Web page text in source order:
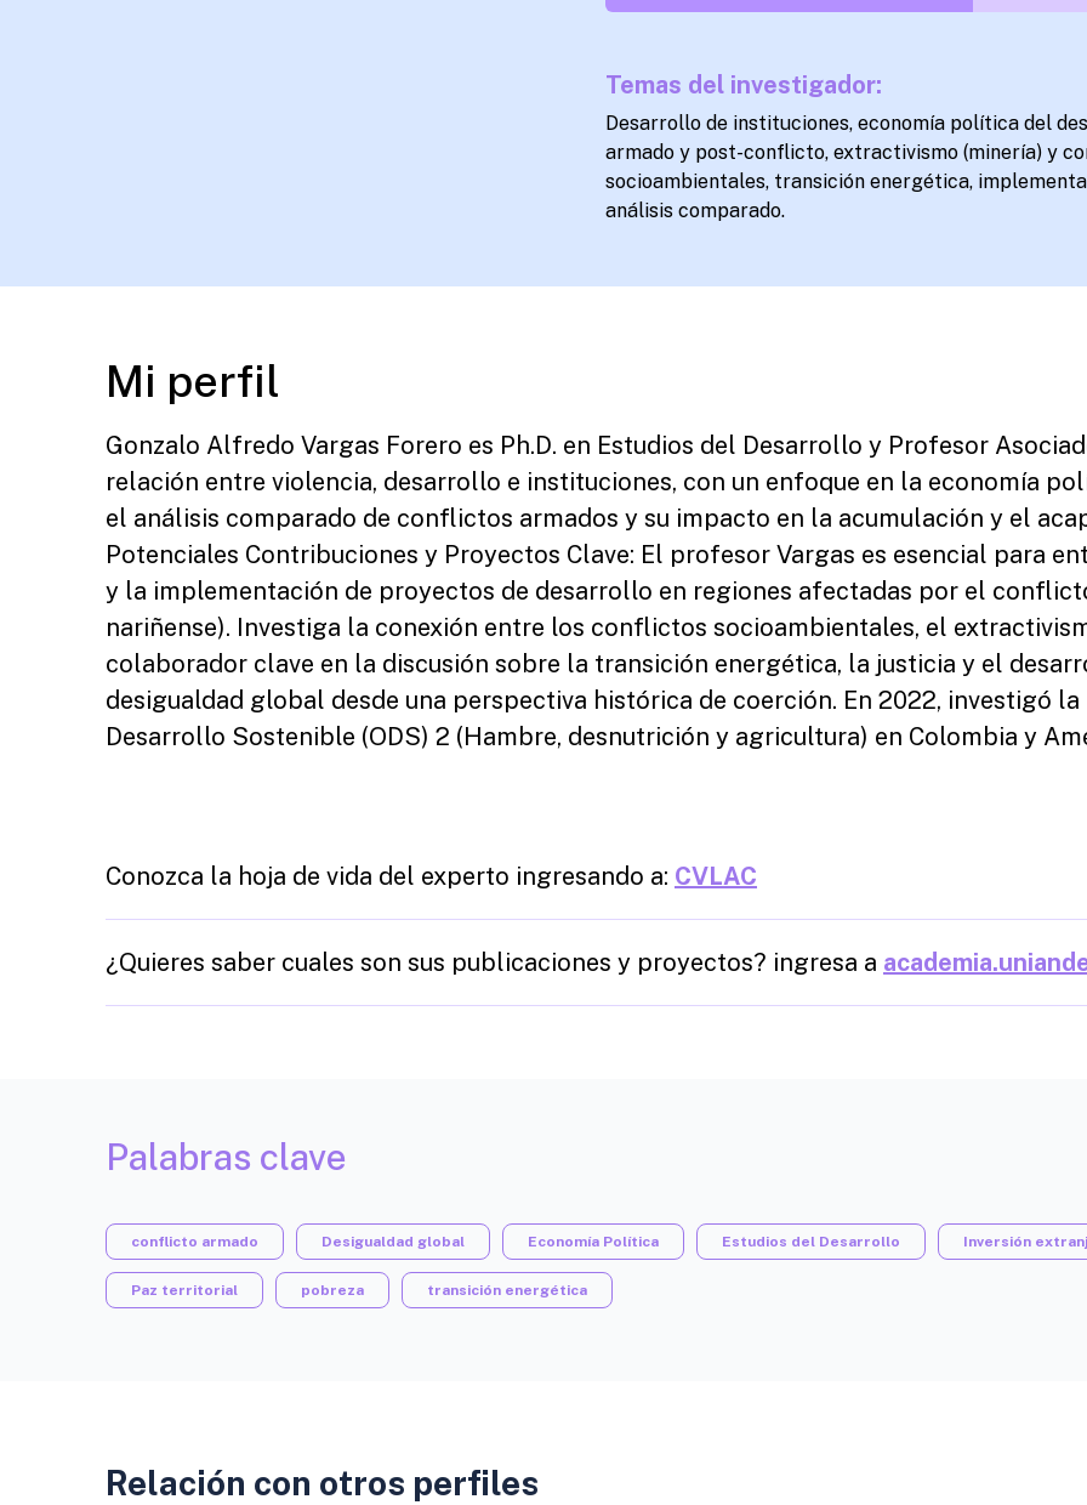
Temas del investigador:
Desarrollo de instituciones, economía política del
armado y post-conflicto, extractivismo (minería) y
socioambientales, transición energética,
análisis comparado.
Mi perfil
Gonzalo Alfredo Vargas Forero es Ph.D. en Estudios del Desarrollo y Profesor
relación entre violencia, desarrollo e instituciones, con un enfoque en la economía
el análisis comparado de conflictos armados y su impacto en la acumulación y el
Potenciales Contribuciones y Proyectos Clave: El profesor Vargas es esencial para
y la implementación de proyectos de desarrollo en regiones afectadas por el
nariñense). Investiga la conexión entre los conflictos socioambientales, el
colaborador clave en la discusión sobre la transición energética, la justicia y el
desigualdad global desde una perspectiva histórica de coerción. En 2022, investigó
Desarrollo Sostenible (ODS) 2 (Hambre, desnutrición y agricultura) en Colombia y
Conozca la hoja de vida del experto ingresando a: CVLAC
¿Quieres saber cuales son sus publicaciones y proyectos? ingresa a
Palabras clave
conflicto armado Desigualdad global Economía Política Estudios del Desarrollo Inversión
Paz territorial pobreza transición energética
Relación con otros perfiles